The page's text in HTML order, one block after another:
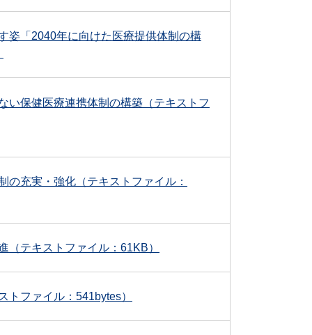
「2040年に向けた医療提供体制の構
保健医療連携体制の構築（テキストフ
充実・強化（テキストファイル：
テキストファイル：61KB）
ファイル：541bytes）